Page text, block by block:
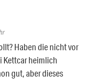
Haben die nicht vor
Kettcar heimlich
gut, aber dieses